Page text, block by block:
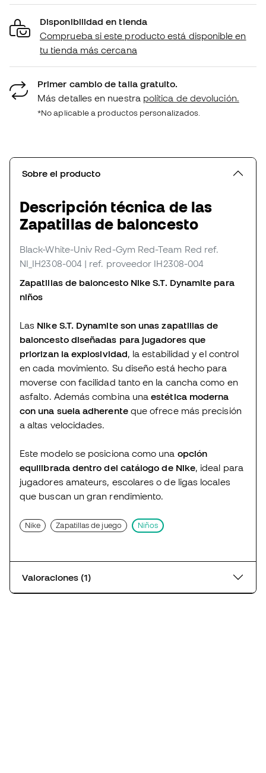
Disponibilidad en tienda
Comprueba si este producto está disponible en
tu tienda más cercana
Primer cambio de talla gratuito.
Más detalles en nuestra política de devolución.
*No aplicable a productos personalizados.
Sobre el producto
Descripción técnica de las
Zapatillas de baloncesto
Black-White-Univ Red-Gym Red-Team Red ref.
NI_IH2308-004 | ref. proveedor IH2308-004
Zapatillas de baloncesto Nike S.T. Dynamite para
niños
Las Nike S.T. Dynamite son unas zapatillas de
baloncesto diseñadas para jugadores que
priorizan la explosividad , la estabilidad y el control
en cada movimiento. Su diseño está hecho para
moverse con facilidad tanto en la cancha como en
asfalto. Además combina una estética moderna
con una suela adherente que ofrece más precisión
a altas velocidades.
Este modelo se posiciona como una opción
equilibrada dentro del catálogo de Nike , ideal para
jugadores amateurs, escolares o de ligas locales
que buscan un gran rendimiento.
Nike Zapatillas de juego Niños
Valoraciones (1)